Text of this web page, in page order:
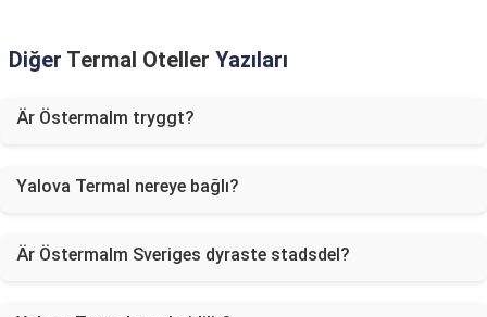
Diğer Termal Oteller Yazıları
Är Östermalm tryggt?
Yalova Termal nereye bağlı?
Är Östermalm Sveriges dyraste stadsdel?